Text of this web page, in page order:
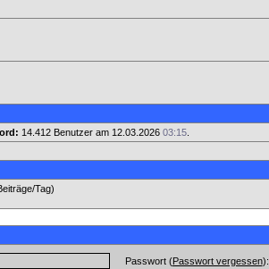
14.412 Benutzer am 12.03.2026 03:15.
Tag)
Passwort (Passwort vergessen):